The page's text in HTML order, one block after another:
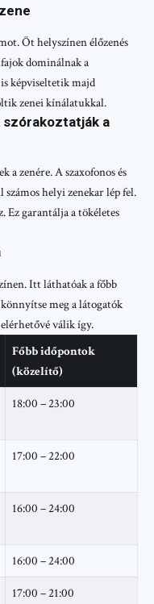
Öt helyszínen élőzenés
dominálnak a
képviseltetik majd
zenei kínálatukkal.
a
a zenére. A szaxofonos és
helyi zenekar lép fel.
Ez garantálja a tökéletes
Itt láthatóak a főbb
meg a látogatók
válik így.
Főbb időpontok
(közelítő)
18:00 – 23:00
17:00 – 22:00
16:00 – 24:00
16:00 – 24:00
17:00 – 21:00